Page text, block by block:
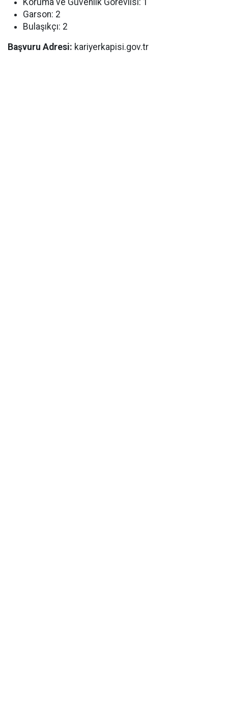
Garson: 2
Bulaşıkçı: 2
Başvuru Adresi: kariyerkapisi.gov.tr